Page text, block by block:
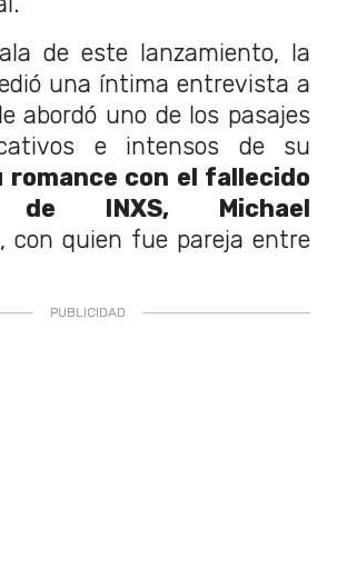
de este lanzamiento, la
una íntima entrevista a
abordó uno de los pasajes
e intensos de su
romance con el fallecido
de INXS, Michael
, con quien fue pareja entre